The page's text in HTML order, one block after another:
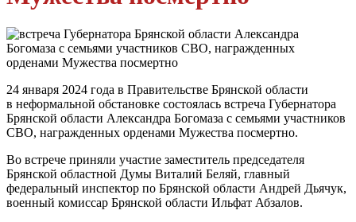
24 января 2024 года в Правительстве Брянской области
в неформальной обстановке состоялась встреча Губернатора
Брянской области Александра Богомаза с семьями участников
СВО, награжденных орденами Мужества посмертно.
Во встрече приняли участие заместитель председателя
Брянской областной Думы Виталий Беляй, главный
федеральный инспектор по Брянской области Андрей Дьячук,
военный комиссар Брянской области Ильфат Абзалов.